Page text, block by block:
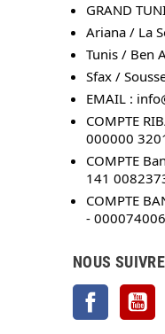
GRAND
Ariana / La
Tunis / Ben
Sfax /
EMAIL :
COMPTE
000000
COMPTE
141
COMPTE
-
NOUS SUIVRE
Facebook